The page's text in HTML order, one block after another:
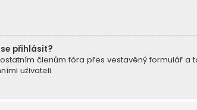
přihlásit?
členům fóra přes vestavěný formulář
uživateli.